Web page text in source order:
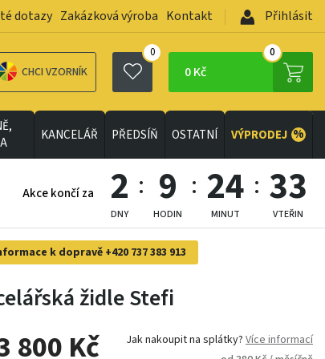
dotazy Zakázková výroba Kontakt Přihlásit
CHCI VZORNÍK
0
0 Kč
0
KANCELÁŘ PŘEDSÍŇ OSTATNÍ VÝPRODEJ %
Akce končí za 2
DNY
9
HODIN
24
MINUT
32
VTEŘIN
k dopravě +420 737 383 913
židle Stefi
800 Kč Jak nakoupit na splátky? Více informací